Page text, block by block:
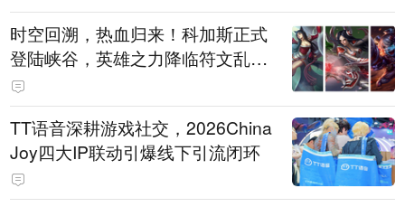
时空回溯，热血归来！科加斯正式
登陆峡谷，英雄之力降临符文乱
斗！
TT语音深耕游戏社交，2026China
Joy四大IP联动引爆线下引流闭环